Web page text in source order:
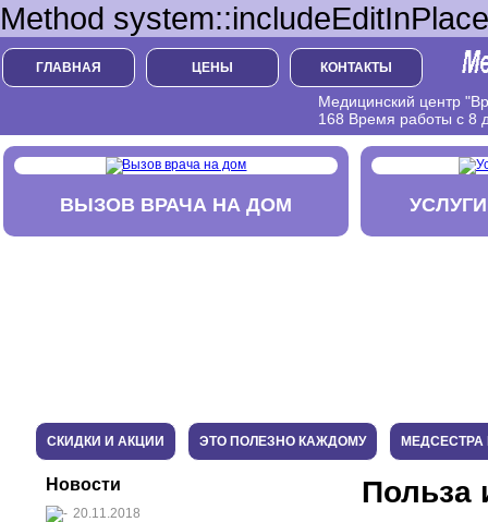
Method
ГЛАВНАЯ ЦЕНЫ КОНТАКТЫ
Медицинский центр
168 Время работы с 8
ВЫЗОВ ВРАЧА НА ДОМ
СКИДКИ И АКЦИИ ЭТО ПОЛЕЗНО КАЖДОМУ
Новости
20.11.2018
Польза